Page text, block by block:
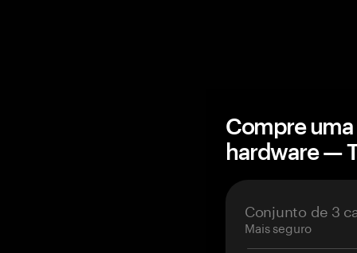
Compre
hardware —
Conjunto de 3
Mais seguro